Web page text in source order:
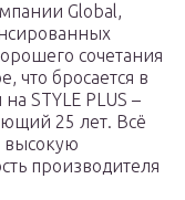
Global,
сочетания
что бросается в
STYLE PLUS –
25 лет. Всё
высокую
производителя